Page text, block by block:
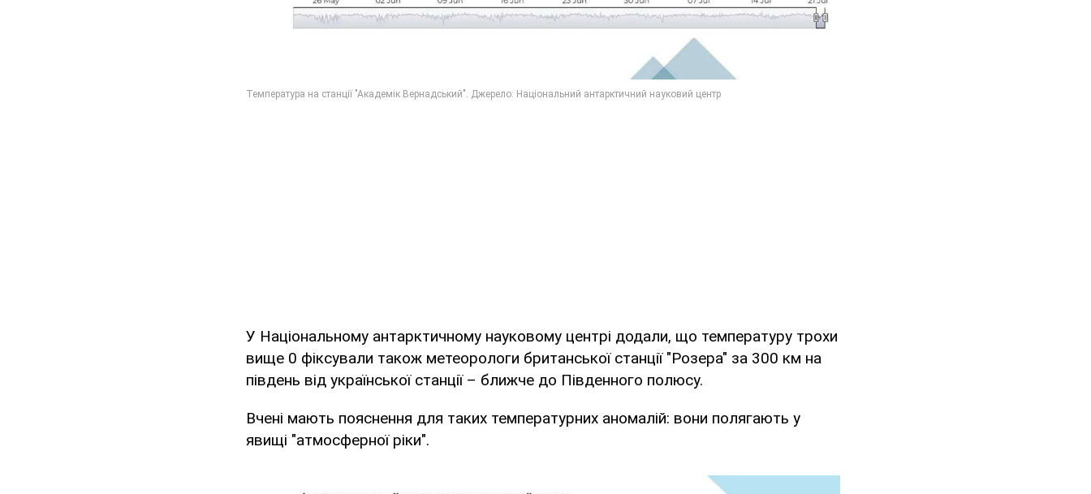
У Національному антарктичному науковому центрі додали, що температуру трохи
вище 0 фіксували також метеорологи британської станції "Розера" за 300 км на
південь від української станції – ближче до Південного полюсу.
Вчені мають пояснення для таких температурних аномалій: вони полягають у
явищі "атмосферної ріки".